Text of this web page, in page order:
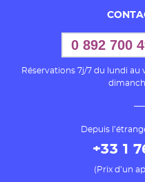
0 892 700
Réservations 7j/7 du lundi au
Depuis
+33 1
(Prix d’un